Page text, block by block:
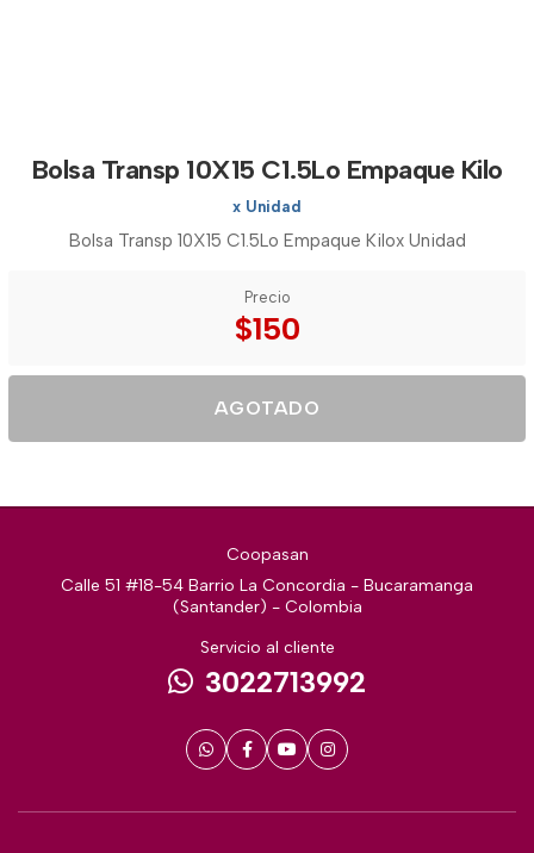
Bolsa Transp 10X15 C1.5Lo Empaque Kilo
x Unidad
Bolsa Transp 10X15 C1.5Lo Empaque Kilox Unidad
Precio
$150
AGOTADO
Coopasan
Calle 51 #18-54 Barrio La Concordia - Bucaramanga
(Santander) - Colombia
Servicio al cliente
3022713992